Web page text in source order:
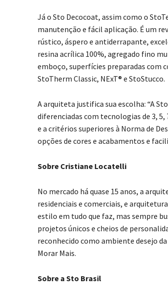
Já o Sto Decocoat, assim como o
manutenção e fácil aplicação. É um
rústico, áspero e antiderrapante,
resina acrílica 100%, agregado fino
emboço, superfícies preparadas com
StoTherm Classic, NExT® e StoStucco.
A arquiteta justifica sua escolha: “A
diferenciadas com tecnologias de 3,
e a critérios superiores à Norma de
opções de cores e acabamentos e
Sobre Cristiane Locatelli
No mercado há quase 15 anos, a
residenciais e comerciais, e
estilo em tudo que faz, mas sempre
projetos únicos e cheios de
reconhecido como ambiente desejo
Morar Mais.
Sobre a Sto Brasil